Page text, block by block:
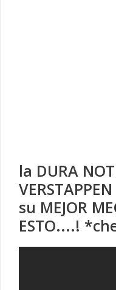
la DURA
su MEJOR
ESTO....!